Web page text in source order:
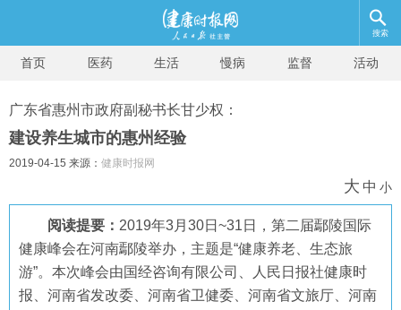
搜索
首页 医药 生活 慢病 监督 活动
广东省惠州市政府副秘书长甘少权：
建设养生城市的惠州经验
2019-04-15 来源： 健康时报网
大 中 小
阅读提要： 2019年3月30日~31日，第二届鄢陵国际
健康峰会在河南鄢陵举办，主题是“健康养老、生态旅
游”。本次峰会由国经咨询有限公司、人民日报社健康时
报、河南省发改委、河南省卫健委、河南省文旅厅、河南